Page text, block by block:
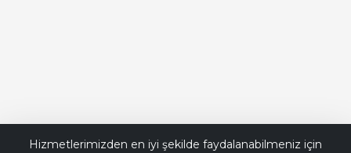
Hizmetlerimizden en iyi şekilde faydalanabilmeniz için
Bana Soru Sor | Ask Me